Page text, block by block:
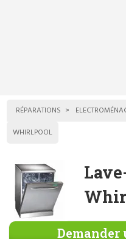
RÉPARATIONS
WHIRLPOOL
Demander